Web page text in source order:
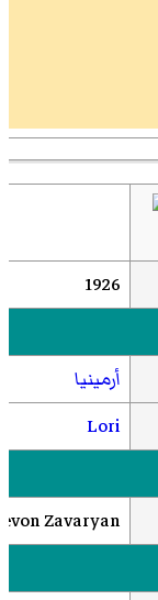
1926
أرمينيا
Lori
Zavaryan